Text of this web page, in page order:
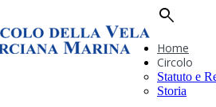
search
Home
Circolo
Statuto e
Storia